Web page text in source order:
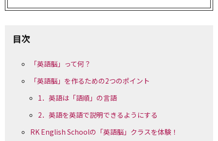
目次
「英語脳」って何？
「英語脳」を作るための2つのポイント
1．英語は「語順」の言語
2．英語を英語で説明できるようにする
RK English Schoolの「英語脳」クラスを体験！